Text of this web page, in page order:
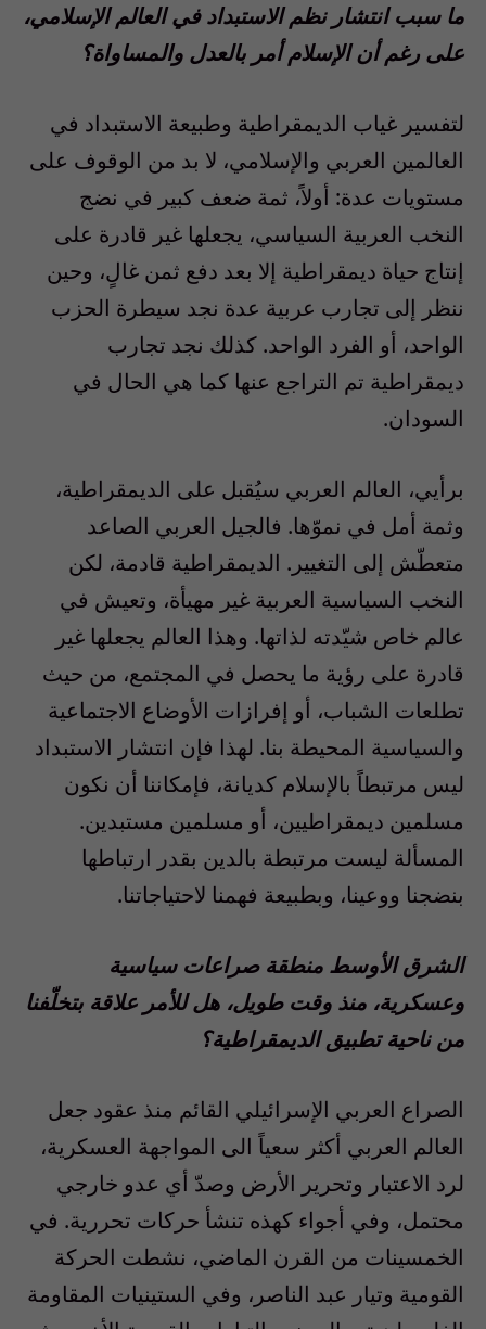
ما سبب انتشار نظم الاستبداد في العالم الإسلامي،
على رغم أن الإسلام أمر بالعدل والمساواة؟
لتفسير غياب الديمقراطية وطبيعة الاستبداد في
العالمين العربي والإسلامي، لا بد من الوقوف على
مستويات عدة: أولاً، ثمة ضعف كبير في نضج
النخب العربية السياسي، يجعلها غير قادرة على
إنتاج حياة ديمقراطية إلا بعد دفع ثمن غالٍ، وحين
ننظر إلى تجارب عربية عدة نجد سيطرة الحزب
الواحد، أو الفرد الواحد. كذلك نجد تجارب
ديمقراطية تم التراجع عنها كما هي الحال في
السودان.
برأيي، العالم العربي سيُقبل على الديمقراطية،
وثمة أمل في نموّها. فالجيل العربي الصاعد
متعطّش إلى التغيير. الديمقراطية قادمة، لكن
النخب السياسية العربية غير مهيأة، وتعيش في
عالم خاص شيّدته لذاتها. وهذا العالم يجعلها غير
قادرة على رؤية ما يحصل في المجتمع، من حيث
تطلعات الشباب، أو إفرازات الأوضاع الاجتماعية
والسياسية المحيطة بنا. لهذا فإن انتشار الاستبداد
ليس مرتبطاً بالإسلام كديانة، فإمكاننا أن نكون
مسلمين ديمقراطيين، أو مسلمين مستبدين.
المسألة ليست مرتبطة بالدين بقدر ارتباطها
بنضجنا ووعينا، وبطبيعة فهمنا لاحتياجاتنا.
الشرق الأوسط منطقة صراعات سياسية
وعسكرية، منذ وقت طويل، هل للأمر علاقة بتخلّفنا
من ناحية تطبيق الديمقراطية؟
الصراع العربي الإسرائيلي القائم منذ عقود جعل
العالم العربي أكثر سعياً الى المواجهة العسكرية،
لرد الاعتبار وتحرير الأرض وصدّ أي عدو خارجي
محتمل، وفي أجواء كهذه تنشأ حركات تحررية. في
الخمسينات من القرن الماضي، نشطت الحركة
القومية وتيار عبد الناصر، وفي الستينيات المقاومة